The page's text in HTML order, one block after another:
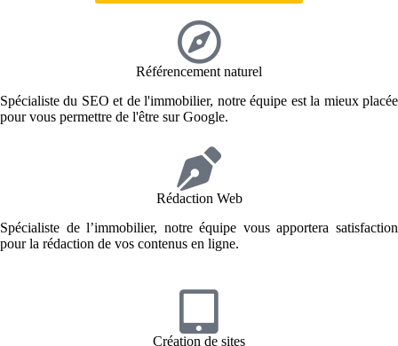
Référencement naturel
Spécialiste du SEO et de l'immobilier, notre équipe est la mieux placée
pour vous permettre de l'être sur Google.
Rédaction Web
Spécialiste de l’immobilier, notre équipe vous apportera satisfaction
pour la rédaction de vos contenus en ligne.
Création de sites